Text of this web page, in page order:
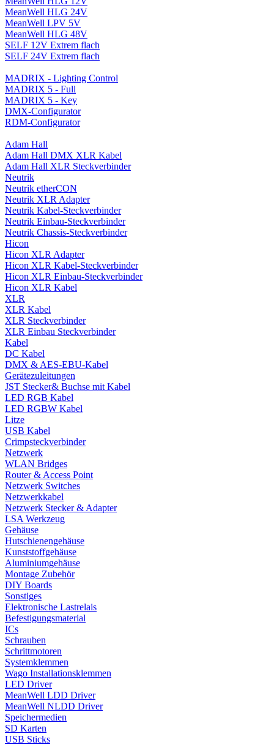
MeanWell HLG 24V
MeanWell LPV 5V
MeanWell HLG 48V
SELF 12V Extrem flach
SELF 24V Extrem flach
MADRIX - Lighting Control
MADRIX 5 - Full
MADRIX 5 - Key
DMX-Configurator
RDM-Configurator
Adam Hall
Adam Hall DMX XLR Kabel
Adam Hall XLR Steckverbinder
Neutrik
Neutrik etherCON
Neutrik XLR Adapter
Neutrik Kabel-Steckverbinder
Neutrik Einbau-Steckverbinder
Neutrik Chassis-Steckverbinder
Hicon
Hicon XLR Adapter
Hicon XLR Kabel-Steckverbinder
Hicon XLR Einbau-Steckverbinder
Hicon XLR Kabel
XLR
XLR Kabel
XLR Steckverbinder
XLR Einbau Steckverbinder
Kabel
DC Kabel
DMX & AES-EBU-Kabel
Gerätezuleitungen
JST Stecker& Buchse mit Kabel
LED RGB Kabel
LED RGBW Kabel
Litze
USB Kabel
Crimpsteckverbinder
Netzwerk
WLAN Bridges
Router & Access Point
Netzwerk Switches
Netzwerkkabel
Netzwerk Stecker & Adapter
LSA Werkzeug
Gehäuse
Hutschienengehäuse
Kunststoffgehäuse
Aluminiumgehäuse
Montage Zubehör
DIY Boards
Sonstiges
Elektronische Lastrelais
Befestigungsmaterial
ICs
Schrauben
Schrittmotoren
Systemklemmen
Wago Installationsklemmen
LED Driver
MeanWell LDD Driver
MeanWell NLDD Driver
Speichermedien
SD Karten
USB Sticks